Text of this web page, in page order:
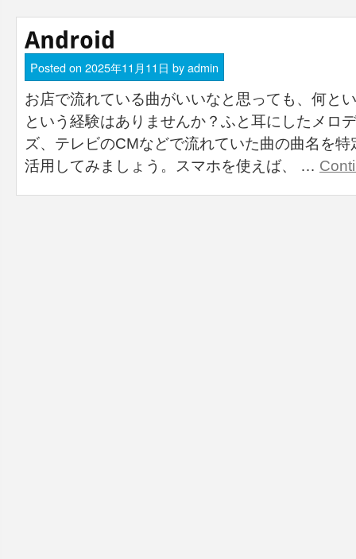
Posted on 2025年11月11日 byadmin
お店で流れている曲がいいなと思っても、何と
という経験はありませんか？ふと耳にしたメロ
ズ、テレビのCMなどで流れていた曲の曲名を
活用してみましょう。スマホを使えば、 …